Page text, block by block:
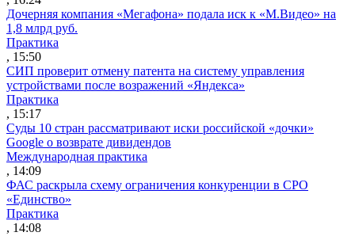
Дочерняя компания «Мегафона» подала иск к «М.Видео» на
1,8 млрд руб.
Практика
, 15:50
СИП проверит отмену патента на систему управления
устройствами после возражений «Яндекса»
Практика
, 15:17
Суды 10 стран рассматривают иски российской «дочки»
Google о возврате дивидендов
Международная практика
, 14:09
ФАС раскрыла схему ограничения конкуренции в СРО
«Единство»
Практика
, 14:08